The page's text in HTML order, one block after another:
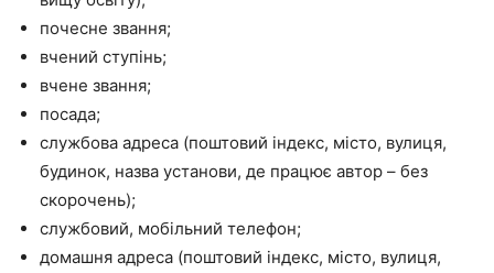
почесне звання;
вчений ступінь;
вчене звання;
посада;
службова адреса (поштовий індекс, місто, вулиця,
будинок, назва установи, де працює автор – без
скорочень);
службовий, мобільний телефон;
домашня адреса (поштовий індекс, місто, вулиця,